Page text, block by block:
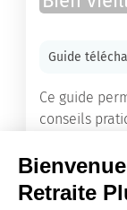
Guide
Ce guide
conseils
améliorer sa